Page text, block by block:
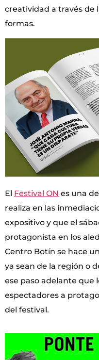
creatividad a través de
formas.
El Festival ON es una
realiza en las
expositivo y que el
protagonista en los
Centro Botín se hace
ya sean de la región o
ese paso adelante que
espectadores a
del festival.